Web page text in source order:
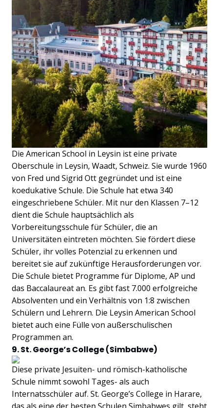
Die American School in Leysin ist eine private
Oberschule in Leysin, Waadt, Schweiz. Sie wurde 1960
von Fred und Sigrid Ott gegründet und ist eine
koedukative Schule. Die Schule hat etwa 340
eingeschriebene Schüler. Mit nur den Klassen 7–12
dient die Schule hauptsächlich als
Vorbereitungsschule für Schüler, die an
Universitäten eintreten möchten. Sie fördert diese
Schüler, ihr volles Potenzial zu erkennen und
bereitet sie auf zukünftige Herausforderungen vor.
Die Schule bietet Programme für Diplome, AP und
das Baccalaureat an. Es gibt fast 7.000 erfolgreiche
Absolventen und ein Verhältnis von 1:8 zwischen
Schülern und Lehrern. Die Leysin American School
bietet auch eine Fülle von außerschulischen
Programmen an.
9. St. George’s College (Simbabwe)
Diese private Jesuiten- und römisch-katholische
Schule nimmt sowohl Tages- als auch
Internatsschüler auf. St. George’s College in Harare,